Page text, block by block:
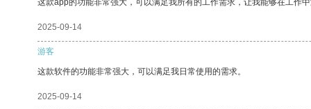
这款app的功能非常强大，可以满足我所有的工作需求，让我能够在工作中
2025-09-14
游客
这款软件的功能非常强大，可以满足我日常使用的需求。
2025-09-14